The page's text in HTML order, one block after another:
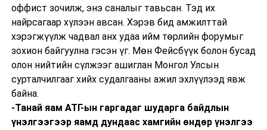
оффист зочилж, энэ саналыг тавьсан. Тэд их
найрсагаар хүлээн авсан. Хэрэв бид амжилттай
хэрэгжүүлж чадвал анх удаа ийм төрлийн форумыг
зохион байгуулна гэсэн үг. Мөн Фейсбүүк болон бусад
олон нийтийн сүлжээг ашиглан Монгол Улсын
сурталчилгааг хийх судалгааны ажил эхлүүлээд явж
байна.
-Танай яам АТГ-ын гаргадаг шударга байдлын
үнэлгээгээр яамд дундаас хамгийн өндөр үнэлгээ